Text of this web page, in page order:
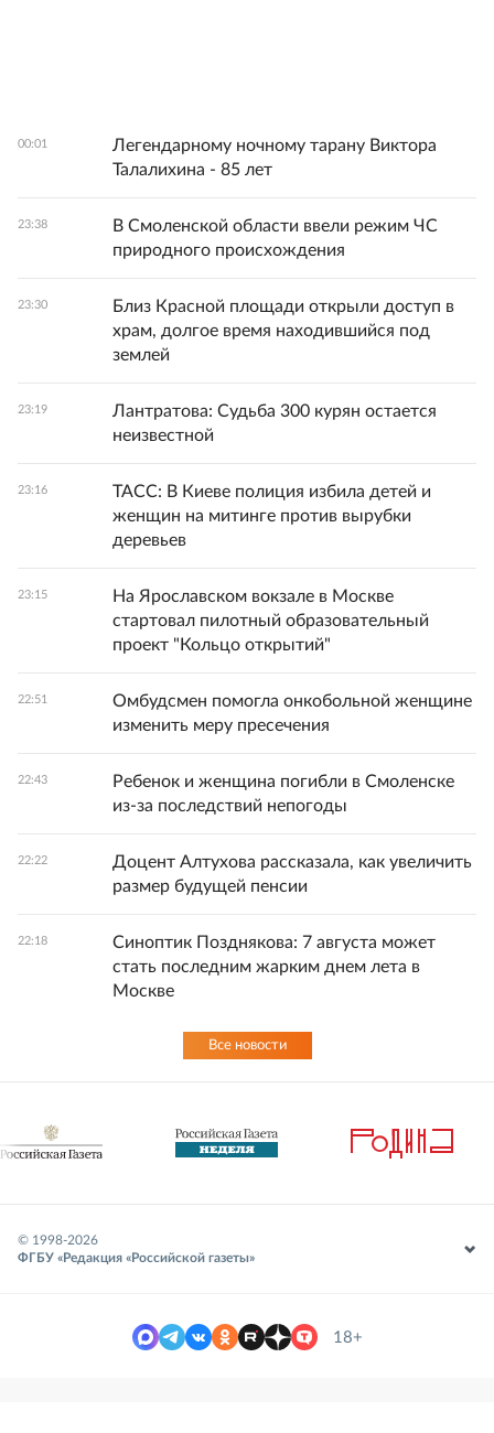
00:01
Легендарному ночному тарану Виктора
Талалихина - 85 лет
23:38
В Смоленской области ввели режим ЧС
природного происхождения
23:30
Близ Красной площади открыли доступ в
храм, долгое время находившийся под
землей
23:19
Лантратова: Судьба 300 курян остается
неизвестной
23:16
ТАСС: В Киеве полиция избила детей и
женщин на митинге против вырубки
деревьев
23:15
На Ярославском вокзале в Москве
стартовал пилотный образовательный
проект "Кольцо открытий"
22:51
Омбудсмен помогла онкобольной женщине
изменить меру пресечения
22:43
Ребенок и женщина погибли в Смоленске
из-за последствий непогоды
22:22
Доцент Алтухова рассказала, как увеличить
размер будущей пенсии
22:18
Синоптик Позднякова: 7 августа может
стать последним жарким днем лета в
Москве
Все новости
© 1998-2026
ФГБУ «Редакция «Российской газеты»
18+